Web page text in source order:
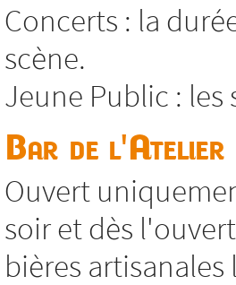
Concerts : la
scène.
Jeune Public :
Bar de l'Atelier
Ouvert
soir et dès
bières